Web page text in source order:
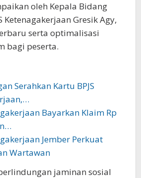
oleh Kepala Bidang
Ketenagakerjaan Gresik Agy,
serta optimalisasi
bagi peserta.
Serahkan Kartu BPJS
Bayarkan Klaim Rp
Jember Perkuat
Wartawan
jaminan sosial